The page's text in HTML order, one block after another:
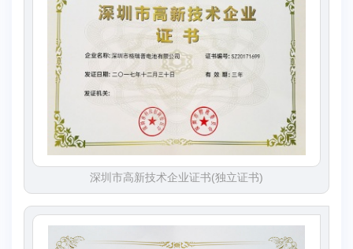
深圳市高新技术企业证书(独立证书)